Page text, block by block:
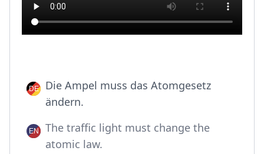
Die Ampel muss das Atomgesetz
ändern.
The traffic light must change the
atomic law.